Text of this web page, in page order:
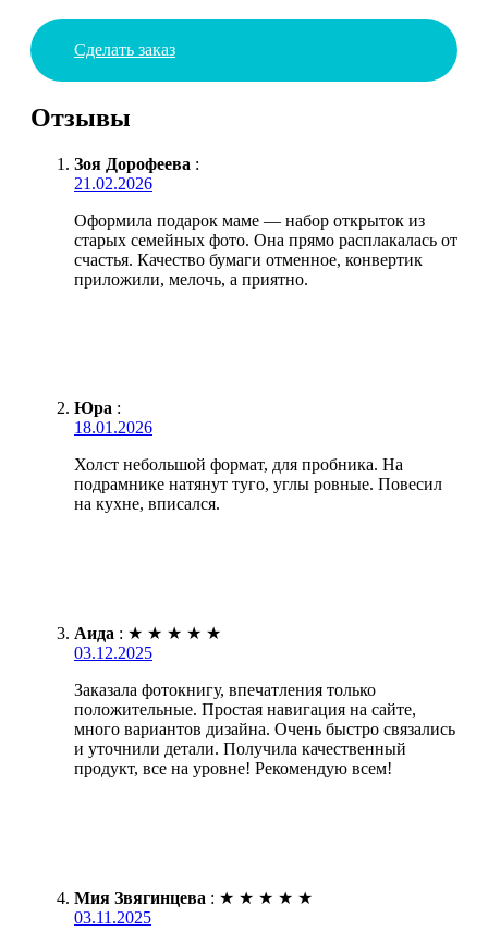
Сделать заказ
Отзывы
Зоя Дорофеева :
21.02.2026
Оформила подарок маме — набор открыток из
старых семейных фото. Она прямо расплакалась от
счастья. Качество бумаги отменное, конвертик
приложили, мелочь, а приятно.
Юра :
18.01.2026
Холст небольшой формат, для пробника. На
подрамнике натянут туго, углы ровные. Повесил
на кухне, вписался.
Аида : ★ ★ ★ ★ ★
03.12.2025
Заказала фотокнигу, впечатления только
положительные. Простая навигация на сайте,
много вариантов дизайна. Очень быстро связались
и уточнили детали. Получила качественный
продукт, все на уровне! Рекомендую всем!
Мия Звягинцева : ★ ★ ★ ★ ★
03.11.2025